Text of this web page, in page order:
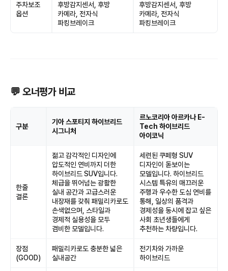
주차보조
옵션
후방감지센서, 후방
카메라, 전자식
파킹브레이크
후방감지센서, 후방
카메라, 전자식
파킹브레이크
💬 오너평가 비교
구분
기아 스포티지 하이브리드
시그니처
르노코리아 아르카나 E-
Tech 하이브리드
아이코닉
한줄
결론
젊고 감각적인 디자인에
압도적인 연비까지 더한
하이브리드 SUV입니다.
체급을 뛰어넘는 광활한
실내 공간과 고급스러운
내장재를 갖춰 패밀리카로도
손색없으며, 스타일과
경제적 실용성을 모두
겸비한 모델입니다.
세련된 쿠페형 SUV
디자인이 돋보이는
모델입니다. 하이브리드
시스템 특유의 매끄러운
주행과 우수한 도심 연비를
통해, 일상의 품격과
경제성을 동시에 잡고 싶은
사회 초년생들에게
추천하는 차량입니다.
장점
(GOOD)
패밀리카로도 충분한 넓은
실내공간
전기차와 가까운
하이브리드